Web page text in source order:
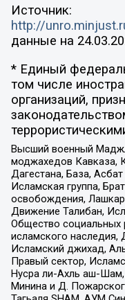
Источник:
http://
данные на
* Единый
том числе
организаций,
Высший военный
моджахедов Кавказа,
Дагестана, База,
Исламская группа,
освобождения,
Движение Талибан,
Общество
исламского
Исламский джихад,
Правый сектор,
Нусра ли-Ахль аш-
Минина и Д.